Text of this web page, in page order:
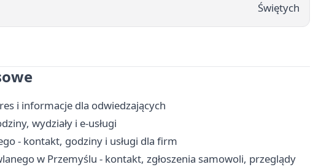
Świętych
i informacje dla odwiedzających
wydziały i e-usługi
- kontakt, godziny i usługi dla firm
w Przemyślu - kontakt, zgłoszenia samowoli, przeglądy